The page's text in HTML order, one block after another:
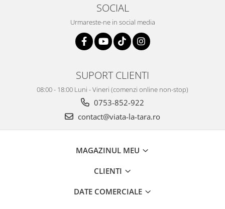
SOCIAL
Urmareste-ne in social media
SUPORT CLIENTI
08:00 - 18:00 Luni - Vineri (comenzi online non-stop)
0753-852-922
contact@viata-la-tara.ro
MAGAZINUL MEU
CLIENTI
DATE COMERCIALE